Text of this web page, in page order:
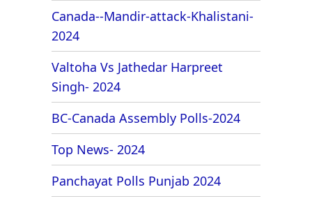
Canada--Mandir-attack-Khalistani-
2024
Valtoha Vs Jathedar Harpreet
Singh- 2024
BC-Canada Assembly Polls-2024
Top News- 2024
Panchayat Polls Punjab 2024